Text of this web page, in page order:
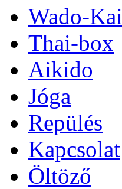
Wado-Kai
Thai-box
Aikido
Jóga
Repülés
Kapcsolat
Öltöző